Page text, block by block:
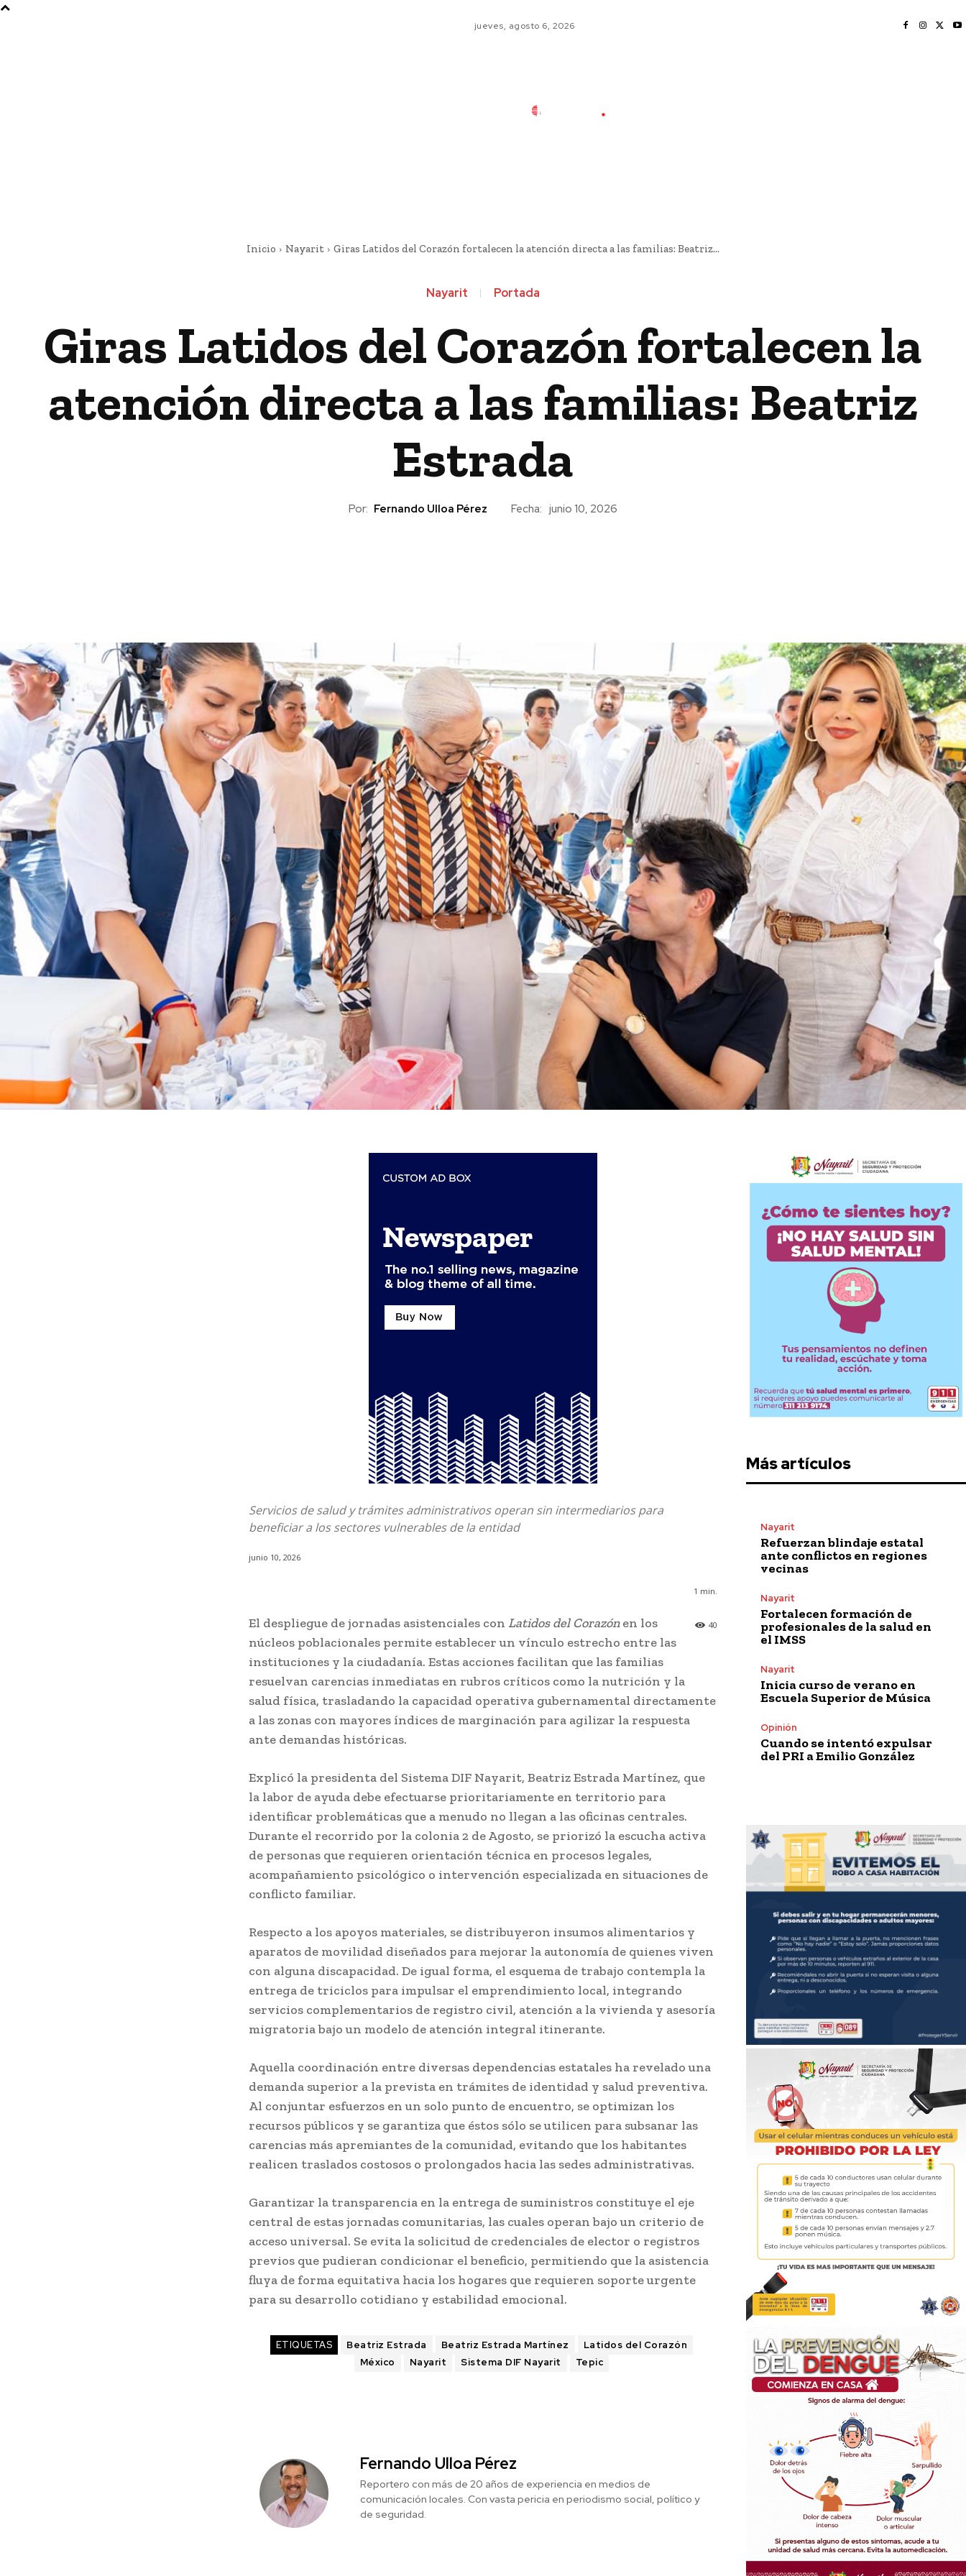
jueves, agosto 6, 2026
Inicio Nayarit Giras Latidos del Corazón fortalecen la atención directa a las familias: Beatriz...
Nayarit Portada
Giras Latidos del Corazón fortalecen la
atención directa a las familias: Beatriz
Estrada
Por: Fernando Ulloa Pérez Fecha: junio 10, 2026
Servicios de salud y trámites administrativos operan sin intermediarios para
beneficiar a los sectores vulnerables de la entidad
junio 10, 2026
1 min.
40
El despliegue de jornadas asistenciales con Latidos del Corazónen los
núcleos poblacionales permite establecer un vínculo estrecho entre las
instituciones y la ciudadanía. Estas acciones facilitan que las familias
resuelvan carencias inmediatas en rubros críticos como la nutrición y la
salud física, trasladando la capacidad operativa gubernamental directamente
a las zonas con mayores índices de marginación para agilizar la respuesta
ante demandas históricas.
Explicó la presidenta del Sistema DIF Nayarit, Beatriz Estrada Martínez, que
la labor de ayuda debe efectuarse prioritariamente en territorio para
identificar problemáticas que a menudo no llegan a las oficinas centrales.
Durante el recorrido por la colonia 2 de Agosto, se priorizó la escucha activa
de personas que requieren orientación técnica en procesos legales,
acompañamiento psicológico o intervención especializada en situaciones de
conflicto familiar.
Respecto a los apoyos materiales, se distribuyeron insumos alimentarios y
aparatos de movilidad diseñados para mejorar la autonomía de quienes viven
con alguna discapacidad. De igual forma, el esquema de trabajo contempla la
entrega de triciclos para impulsar el emprendimiento local, integrando
servicios complementarios de registro civil, atención a la vivienda y asesoría
migratoria bajo un modelo de atención integral itinerante.
Aquella coordinación entre diversas dependencias estatales ha revelado una
demanda superior a la prevista en trámites de identidad y salud preventiva.
Al conjuntar esfuerzos en un solo punto de encuentro, se optimizan los
recursos públicos y se garantiza que éstos sólo se utilicen para subsanar las
carencias más apremiantes de la comunidad, evitando que los habitantes
realicen traslados costosos o prolongados hacia las sedes administrativas.
Garantizar la transparencia en la entrega de suministros constituye el eje
central de estas jornadas comunitarias, las cuales operan bajo un criterio de
acceso universal. Se evita la solicitud de credenciales de elector o registros
previos que pudieran condicionar el beneficio, permitiendo que la asistencia
fluya de forma equitativa hacia los hogares que requieren soporte urgente
para su desarrollo cotidiano y estabilidad emocional.
ETIQUETAS Beatriz Estrada Beatriz Estrada Martínez
Latidos del Corazón
México
Nayarit Sistema DIF Nayarit Tepic
Fernando Ulloa Pérez
Reportero con más de 20 años de experiencia en medios de
comunicación locales. Con vasta pericia en periodismo social, político y
de seguridad.
Más artículos
Nayarit
Refuerzan blindaje estatal
ante conflictos en regiones
vecinas
Nayarit
Fortalecen formación de
profesionales de la salud en
el IMSS
Nayarit
Inicia curso de verano en
Escuela Superior de Música
Opinión
Cuando se intentó expulsar
del PRI a Emilio González